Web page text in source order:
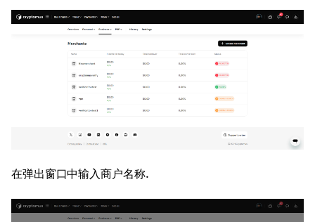
在弹出窗口中输入商户名称.